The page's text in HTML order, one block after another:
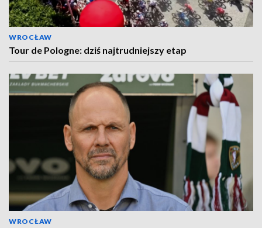
WROCŁAW
Tour de Pologne: dziś najtrudniejszy etap
WROCŁAW